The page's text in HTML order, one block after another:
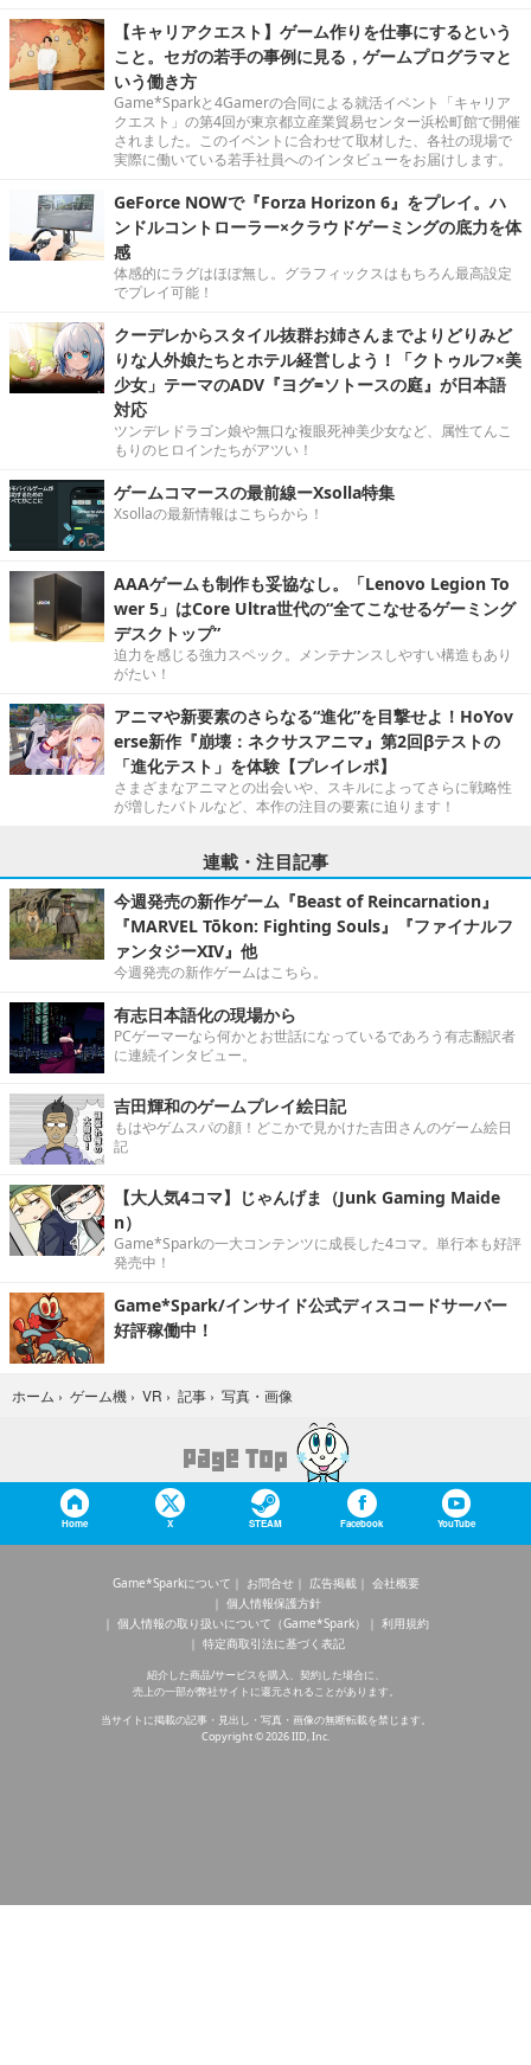
【キャリアクエスト】ゲーム作りを仕事にするという
こと。セガの若手の事例に見る，ゲームプログラマと
いう働き方
Game*Sparkと4Gamerの合同による就活イベント「キャリア
クエスト」の第4回が東京都立産業貿易センター浜松町館で開催
されました。このイベントに合わせて取材した、各社の現場で
実際に働いている若手社員へのインタビューをお届けします。
GeForce NOWで『Forza Horizon 6』をプレイ。ハ
ンドルコントローラー×クラウドゲーミングの底力を体
感
体感的にラグはほぼ無し。グラフィックスはもちろん最高設定
でプレイ可能！
クーデレからスタイル抜群お姉さんまでよりどりみど
りな人外娘たちとホテル経営しよう！「クトゥルフ×美
少女」テーマのADV『ヨグ=ソトースの庭』が日本語
対応
ツンデレドラゴン娘や無口な複眼死神美少女など、属性てんこ
もりのヒロインたちがアツい！
ゲームコマースの最前線ーXsolla特集
Xsollaの最新情報はこちらから！
AAAゲームも制作も妥協なし。「Lenovo Legion To
wer 5」はCore Ultra世代の“全てこなせるゲーミング
デスクトップ”
迫力を感じる強力スペック。メンテナンスしやすい構造もあり
がたい！
アニマや新要素のさらなる“進化”を目撃せよ！HoYov
erse新作『崩壊：ネクサスアニマ』第2回βテストの
「進化テスト」を体験【プレイレポ】
さまざまなアニマとの出会いや、スキルによってさらに戦略性
が増したバトルなど、本作の注目の要素に迫ります！
連載・注目記事
今週発売の新作ゲーム『Beast of Reincarnation』
『MARVEL Tōkon: Fighting Souls』『ファイナルフ
ァンタジーXIV』他
今週発売の新作ゲームはこちら。
有志日本語化の現場から
PCゲーマーなら何かとお世話になっているであろう有志翻訳者
に連続インタビュー。
吉田輝和のゲームプレイ絵日記
もはやゲムスパの顔！どこかで見かけた吉田さんのゲーム絵日
記
【大人気4コマ】じゃんげま（Junk Gaming Maide
n）
Game*Sparkの一大コンテンツに成長した4コマ。単行本も好評
発売中！
Game*Spark/インサイド公式ディスコードサーバー
好評稼働中！
ホーム › ゲーム機 › VR › 記事 › 写真・画像
Home X STEAM Facebook YouTube
Game*Sparkについて お問合せ 広告掲載
会社概要
個人情報保護方針
個人情報の取り扱いについて（Game*Spark）
利用規約
特定商取引法に基づく表記
紹介した商品/サービスを購入、契約した場合に、
売上の一部が弊社サイトに還元されることがあります。
当サイトに掲載の記事・見出し・写真・画像の無断転載を禁じます。
Copyright © 2026 IID, Inc.